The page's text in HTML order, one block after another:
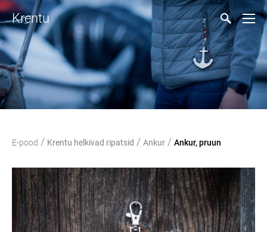
Krentu
E-pood / Krentu helkivad ripatsid / Ankur / Ankur, pruun